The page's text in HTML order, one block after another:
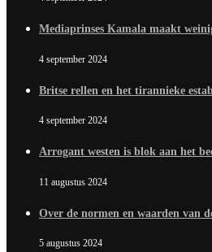
Mediaprinses Kamala maakt
4 september 2024
Britse rellen en het tirannieke
4 september 2024
Arrogant westen is blok aan het
11 augustus 2024
Over de normen en waarden van
5 augustus 2024